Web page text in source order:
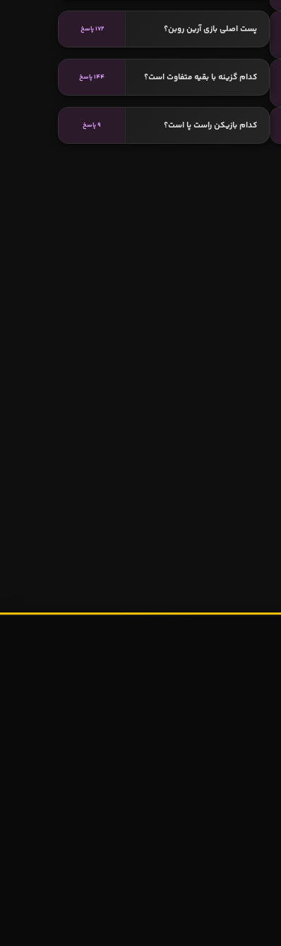
پست اصلی بازی آرین روبن؟ 172 پاسخ
کدام گزینه با بقیه متفاوت است؟ 144 پاسخ
کدام بازیکن راست پا است؟ 9 پاسخ